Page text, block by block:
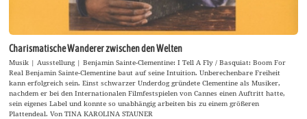
Charismatische Wanderer zwischen den Welten
Musik | Ausstellung | Benjamin Sainte-Clementine: I Tell A Fly / Basquiat: Boom For
Real Benjamin Sainte-Clementine baut auf seine Intuition. Unberechenbare Freiheit
kann erfolgreich sein. Einst schwarzer Underdog gründete Clementine als Musiker,
nachdem er bei den Internationalen Filmfestspielen von Cannes einen Auftritt hatte,
sein eigenes Label und konnte so unabhängig arbeiten bis zu einem größeren
Plattendeal. Von TINA KAROLINA STAUNER